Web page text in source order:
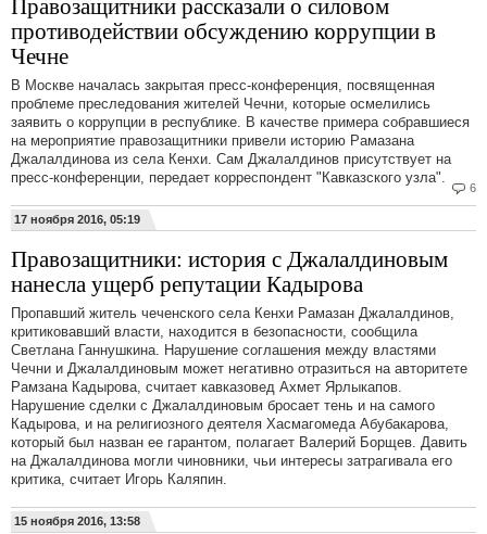
6
противодействии обсуждению коррупции в
Чечне
В Москве началась закрытая пресс-конференция, посвященная
проблеме преследования жителей Чечни, которые осмелились
заявить о коррупции в республике. В качестве примера собравшиеся
на мероприятие правозащитники привели историю Рамазана
Джалалдинова из села Кенхи. Сам Джалалдинов присутствует на
пресс-конференции, передает корреспондент "Кавказского узла".
17 ноября 2016, 05:19
Правозащитники: история с Джалалдиновым
нанесла ущерб репутации Кадырова
Пропавший житель чеченского села Кенхи Рамазан Джалалдинов,
критиковавший власти, находится в безопасности, сообщила
Светлана Ганнушкина. Нарушение соглашения между властями
Чечни и Джалалдиновым может негативно отразиться на авторитете
Рамзана Кадырова, считает кавказовед Ахмет Ярлыкапов.
Нарушение сделки с Джалалдиновым бросает тень и на самого
Кадырова, и на религиозного деятеля Хасмагомеда Абубакарова,
который был назван ее гарантом, полагает Валерий Борщев. Давить
на Джалалдинова могли чиновники, чьи интересы затрагивала его
критика, считает Игорь Каляпин.
15 ноября 2016, 13:58